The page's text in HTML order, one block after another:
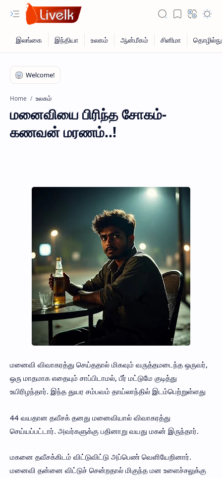
Home உலகம்
மனைவியை பிரிந்த சோகம்-
கணவன் மரணம்..!
மனைவி விவாகரத்து செய்ததால் மிகவும் வருத்தமடைந்த ஒருவர்,
ஒரு மாதமாக எதையும் சாப்பிடாமல், பீர் மட்டுமே குடித்து
உயிரிழந்தார். இந்த துயர சம்பவம் தாய்லாந்தில் இடம்பெற்றுள்ளது
44 வயதான தவீசக் தனது மனைவியால் விவாகரத்து
செய்யப்பட்டார். அவர்களுக்கு பதினாறு வயது மகன் இருந்தார்.
மகனை தவீசக்கிடம் விட்டுவிட்டு அப்பெண் வெளியேறினார்.
மனைவி தன்னை விட்டுச் சென்றதால் மிகுந்த மன உளைச்சலுக்கு